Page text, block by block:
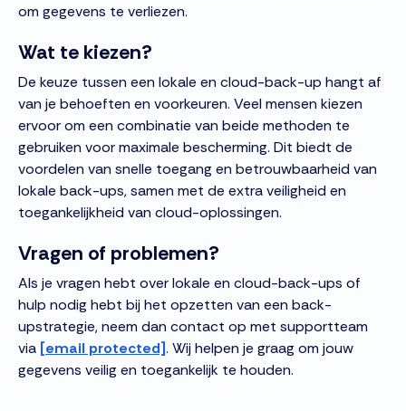
om gegevens te verliezen.
Wat te kiezen?
De keuze tussen een lokale en cloud-back-up hangt af
van je behoeften en voorkeuren. Veel mensen kiezen
ervoor om een combinatie van beide methoden te
gebruiken voor maximale bescherming. Dit biedt de
voordelen van snelle toegang en betrouwbaarheid van
lokale back-ups, samen met de extra veiligheid en
toegankelijkheid van cloud-oplossingen.
Vragen of problemen?
Als je vragen hebt over lokale en cloud-back-ups of
hulp nodig hebt bij het opzetten van een back-
upstrategie, neem dan contact op met supportteam
via [email protected]. Wij helpen je graag om jouw
gegevens veilig en toegankelijk te houden.